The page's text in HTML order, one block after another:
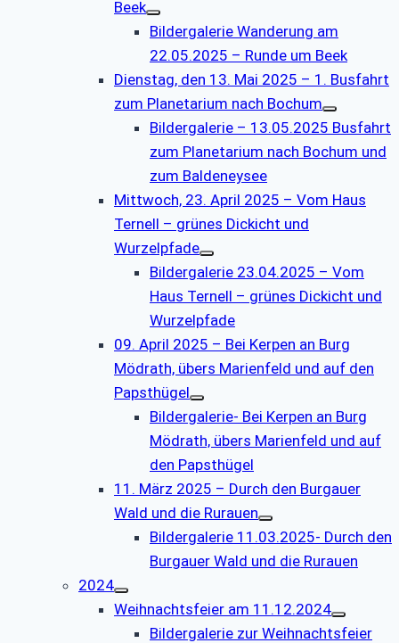
Beek
Bildergalerie Wanderung am
22.05.2025 – Runde um Beek
Dienstag, den 13. Mai 2025 – 1. Busfahrt
zum Planetarium nach Bochum
Bildergalerie – 13.05.2025 Busfahrt
zum Planetarium nach Bochum und
zum Baldeneysee
Mittwoch, 23. April 2025 – Vom Haus
Ternell – grünes Dickicht und
Wurzelpfade
Bildergalerie 23.04.2025 – Vom
Haus Ternell – grünes Dickicht und
Wurzelpfade
09. April 2025 – Bei Kerpen an Burg
Mödrath, übers Marienfeld und auf den
Papsthügel
Bildergalerie- Bei Kerpen an Burg
Mödrath, übers Marienfeld und auf
den Papsthügel
11. März 2025 – Durch den Burgauer
Wald und die Rurauen
Bildergalerie 11.03.2025- Durch den
Burgauer Wald und die Rurauen
2024
Weihnachtsfeier am 11.12.2024
Bildergalerie zur Weihnachtsfeier